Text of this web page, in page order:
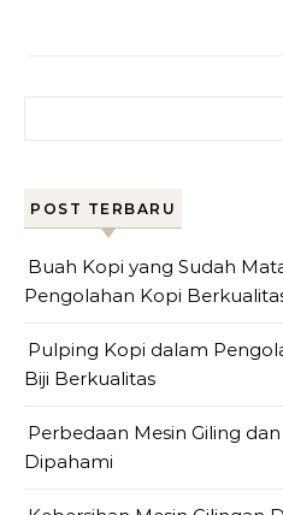
POST TERBARU
Buah Kopi yang Sudah
Pengolahan Kopi
Pulping Kopi dalam
Biji Berkualitas
Perbedaan Mesin Giling
Dipahami